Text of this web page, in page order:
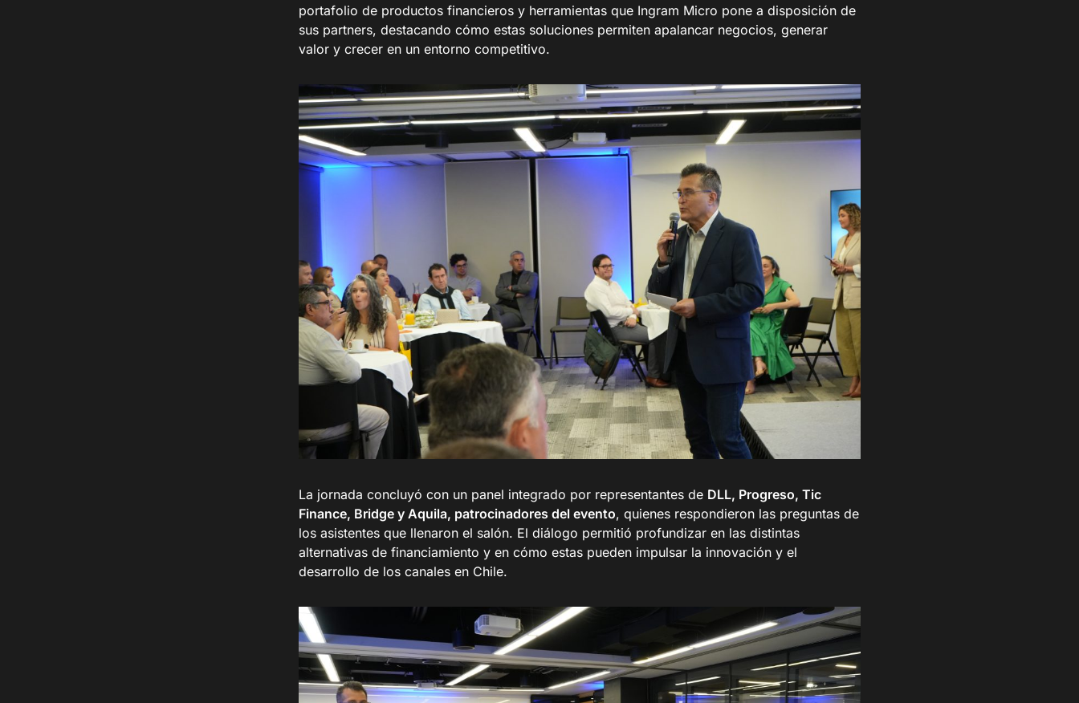
portafolio de productos financieros y herramientas que Ingram Micro pone a disposición de
sus partners, destacando cómo estas soluciones permiten apalancar negocios, generar
valor y crecer en un entorno competitivo.
La jornada concluyó con un panel integrado por representantes de DLL, Progreso, Tic
Finance, Bridge y Aquila, patrocinadores del evento, quienes respondieron las preguntas de
los asistentes que llenaron el salón. El diálogo permitió profundizar en las distintas
alternativas de financiamiento y en cómo estas pueden impulsar la innovación y el
desarrollo de los canales en Chile.